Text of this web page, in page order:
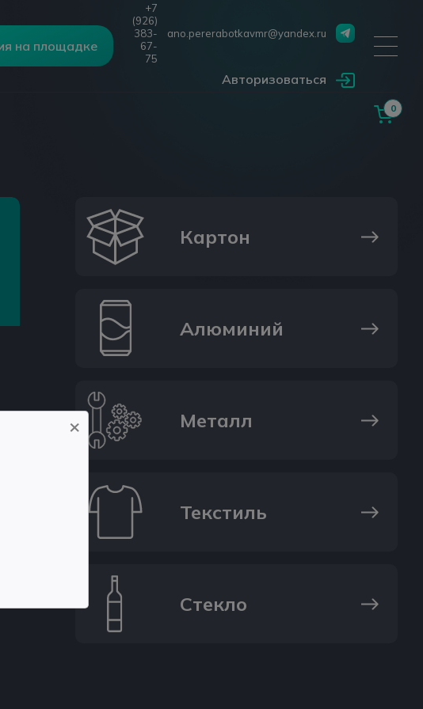
на площадке
+7
(926)
383-
67-
75
ano.pererabotkavmr@yandex.ru
Авторизоваться
0
Картон
Алюминий
Металл
Текстиль
Стекло
×